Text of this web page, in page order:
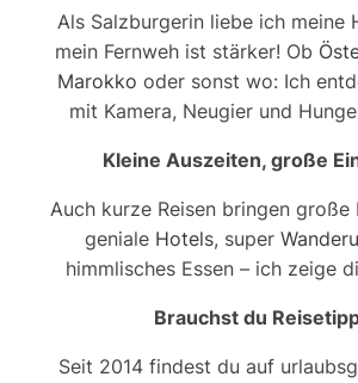
Als Salzburgerin liebe ich meine
mein Fernweh ist stärker! Ob
Marokko oder sonst wo: Ich
mit Kamera, Neugier und
Kleine Auszeiten, große
Auch kurze Reisen bringen große
geniale Hotels, super
himmlisches Essen – ich zeige
Brauchst du
Seit 2014 findest du auf